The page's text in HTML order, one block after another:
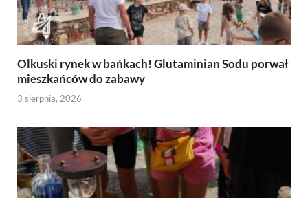
Olkuski rynek w bańkach! Glutaminian Sodu porwał
mieszkańców do zabawy
3 sierpnia, 2026